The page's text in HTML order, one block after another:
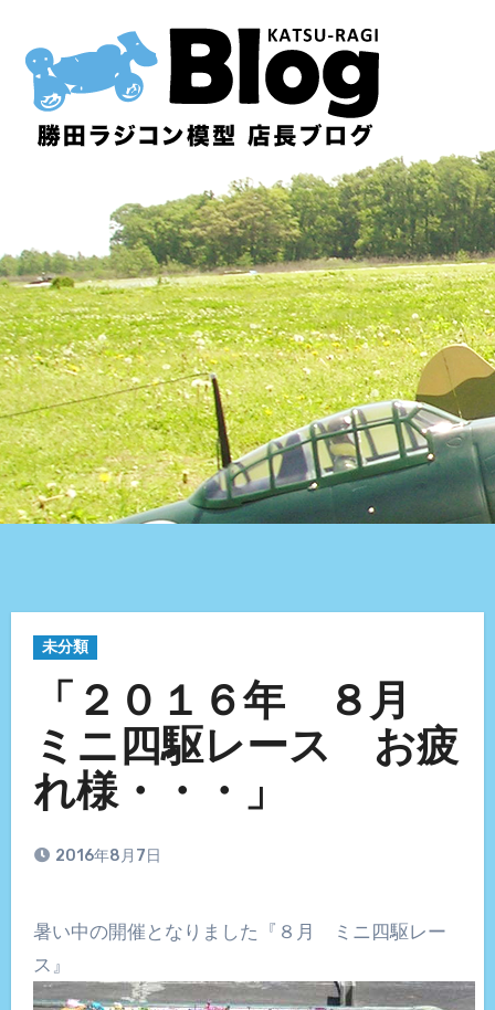
未分類
「２０１６年 ８月
ミニ四駆レース お疲
れ様・・・」
2016年8月7日
暑い中の開催となりました『８月 ミニ四駆レー
ス』